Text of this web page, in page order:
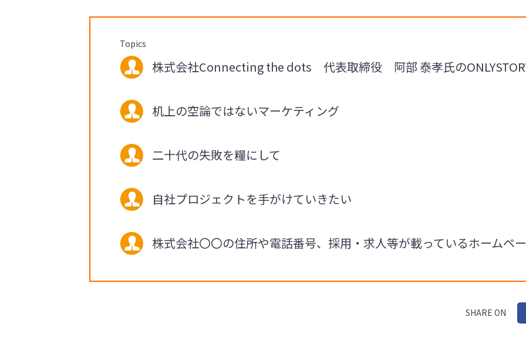
Topics
株式会社Connecting the dots 代表取締役 阿部 泰孝氏の
机上の空論ではないマーケティング
二十代の失敗を糧にして
自社プロジェクトを手がけていきたい
株式会社〇〇の住所や電話番号、採用・求人等が載っているホームペ
SHARE ON